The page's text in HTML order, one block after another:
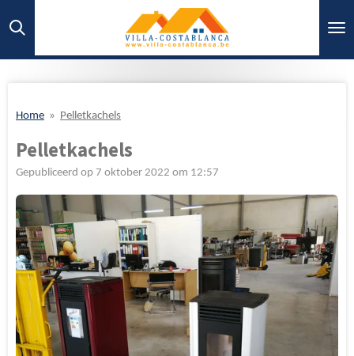
direct
Home » Pelletkachels
Pelletkachels
Gepubliceerd op 7 oktober 2022 om 12:57